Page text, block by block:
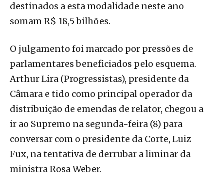
destinados a esta modalidade neste ano
somam R$ 18,5 bilhões.
O julgamento foi marcado por pressões de
parlamentares beneficiados pelo esquema.
Arthur Lira (Progressistas), presidente da
Câmara e tido como principal operador da
distribuição de emendas de relator, chegou a
ir ao Supremo na segunda-feira (8) para
conversar com o presidente da Corte, Luiz
Fux, na tentativa de derrubar a liminar da
ministra Rosa Weber.